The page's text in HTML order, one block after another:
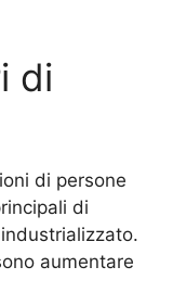
di
di persone
di
aumentare